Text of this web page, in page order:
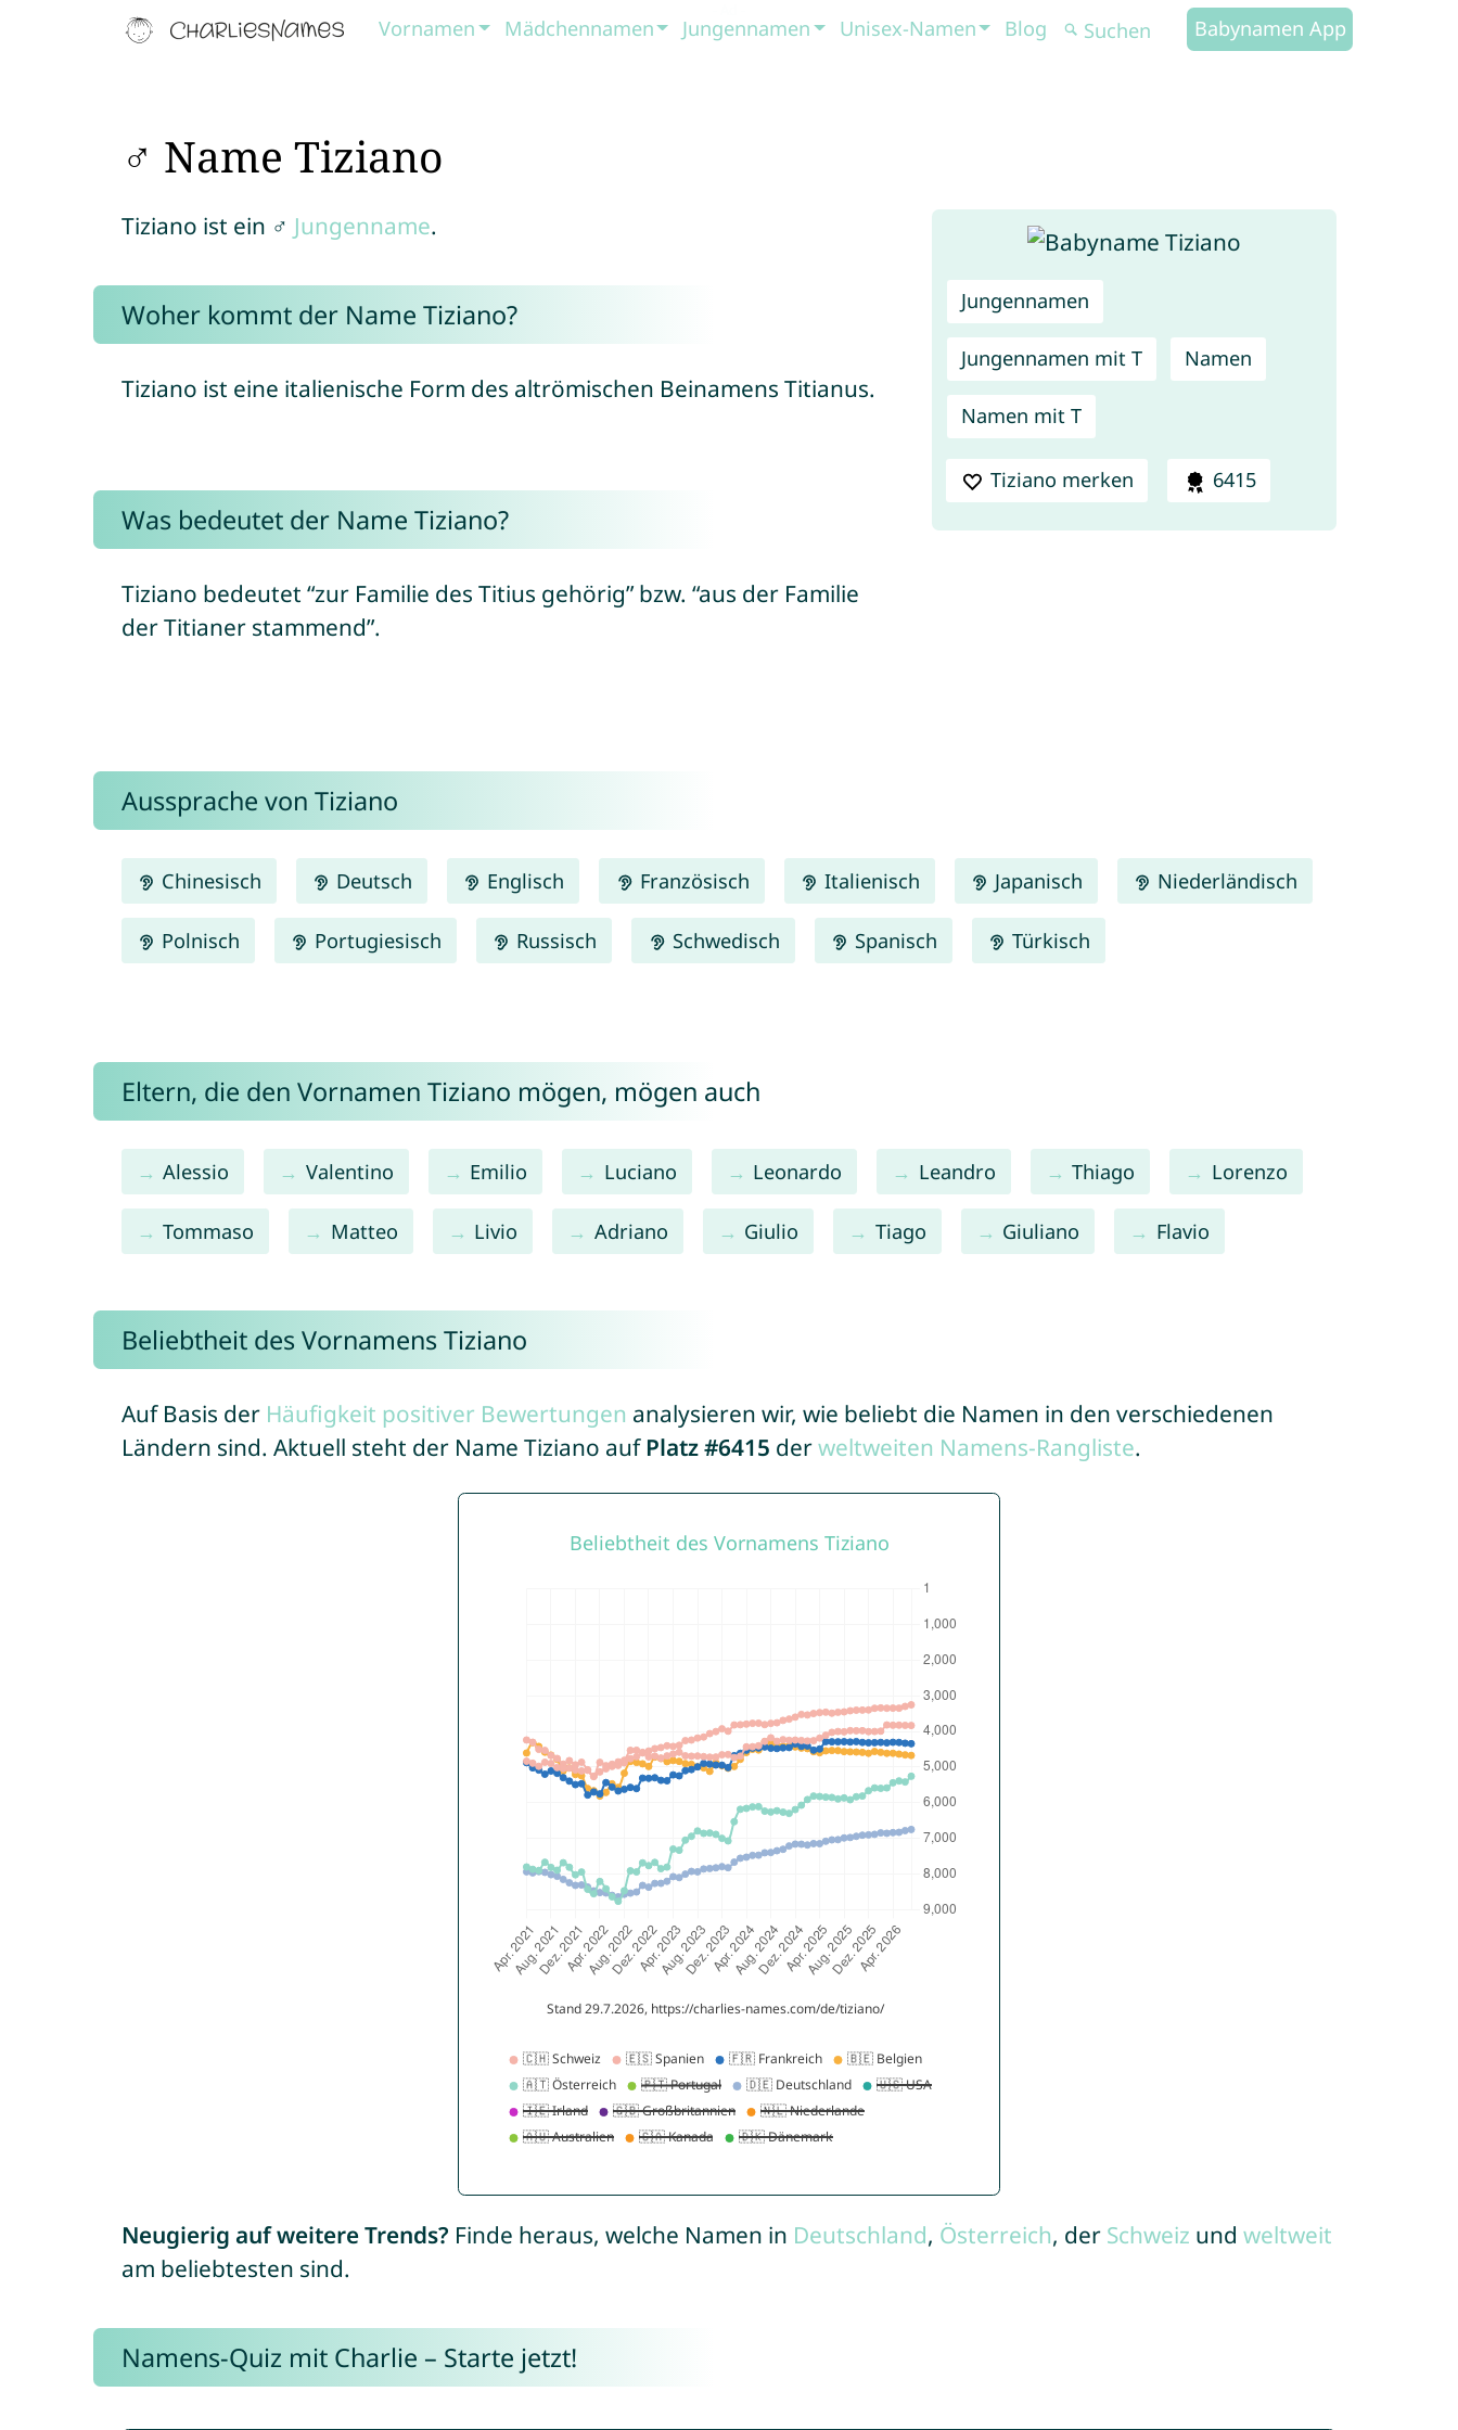
Vornamen Mädchennamen Jungennamen Unisex-Namen Blog Babynamen App
♂ Name Tiziano
Jungennamen
Jungennamen mit T Namen
Namen mit T
Tiziano merken 6415
Tiziano ist ein ♂ Jungenname.
Woher kommt der Name Tiziano?
Tiziano ist eine italienische Form des altrömischen Beinamens Titianus.
Was bedeutet der Name Tiziano?
Tiziano bedeutet “zur Familie des Titius gehörig” bzw. “aus der Familie
der Titianer stammend”.
Aussprache von Tiziano
Chinesisch Deutsch Englisch Französisch Italienisch Japanisch Niederländisch
Polnisch Portugiesisch Russisch Schwedisch Spanisch Türkisch
Eltern, die den Vornamen Tiziano mögen, mögen auch
Alessio Valentino Emilio Luciano Leonardo Leandro Thiago Lorenzo
Tommaso Matteo Livio Adriano Giulio Tiago Giuliano Flavio
Beliebtheit des Vornamens Tiziano
Auf Basis der Häufigkeit positiver Bewertungen analysieren wir, wie beliebt die Namen in den verschiedenen
Ländern sind. Aktuell steht der Name Tiziano auf Platz #6415 derweltweiten Namens-Rangliste.
Neugierig auf weitere Trends? Finde heraus, welche Namen in Deutschland, Österreich, der Schweiz und weltweit
am beliebtesten sind.
Namens-Quiz mit Charlie – Starte jetzt!